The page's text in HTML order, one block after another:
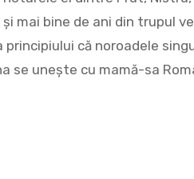
mai bine de ani din trupul
că noroadele
se unește cu mamă-sa